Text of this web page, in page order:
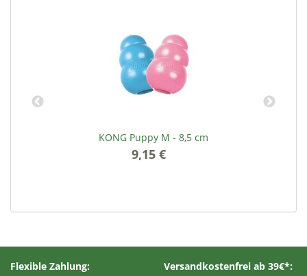
KONG Puppy M - 8,5 cm
9,15 €
Flexible Zahlung: Versandkostenfrei ab 39€*: